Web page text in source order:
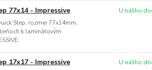
77x14 - Impressive
Step, rozmer 77x14mm,
k laminátovým
U nášho
17x17 - Impressive U nášho